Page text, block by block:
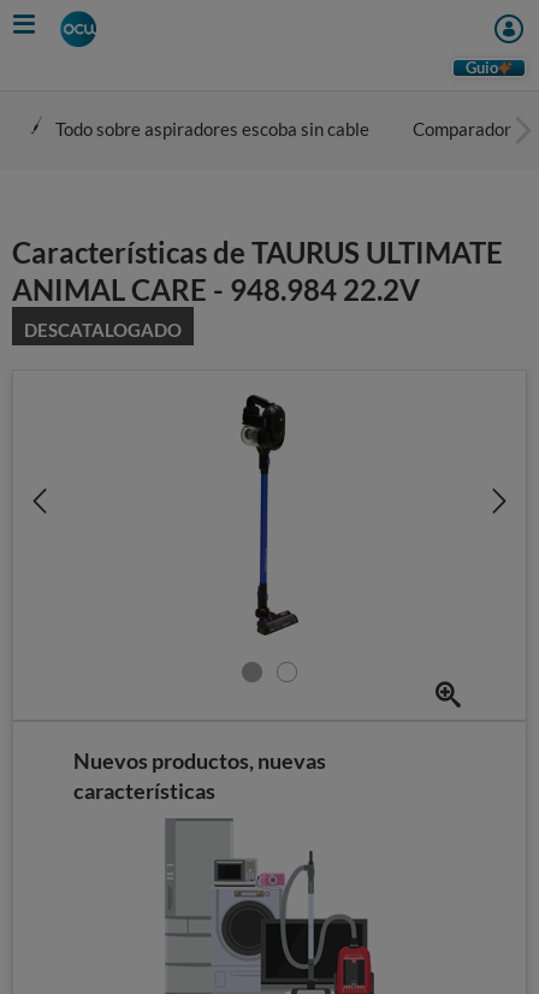
Skip
to
Guio
Todo sobre aspiradores escoba sin cable Comparador
Características de TAURUS ULTIMATE
ANIMAL CARE - 948.984 22.2V
DESCATALOGADO
Nuevos productos, nuevas
características